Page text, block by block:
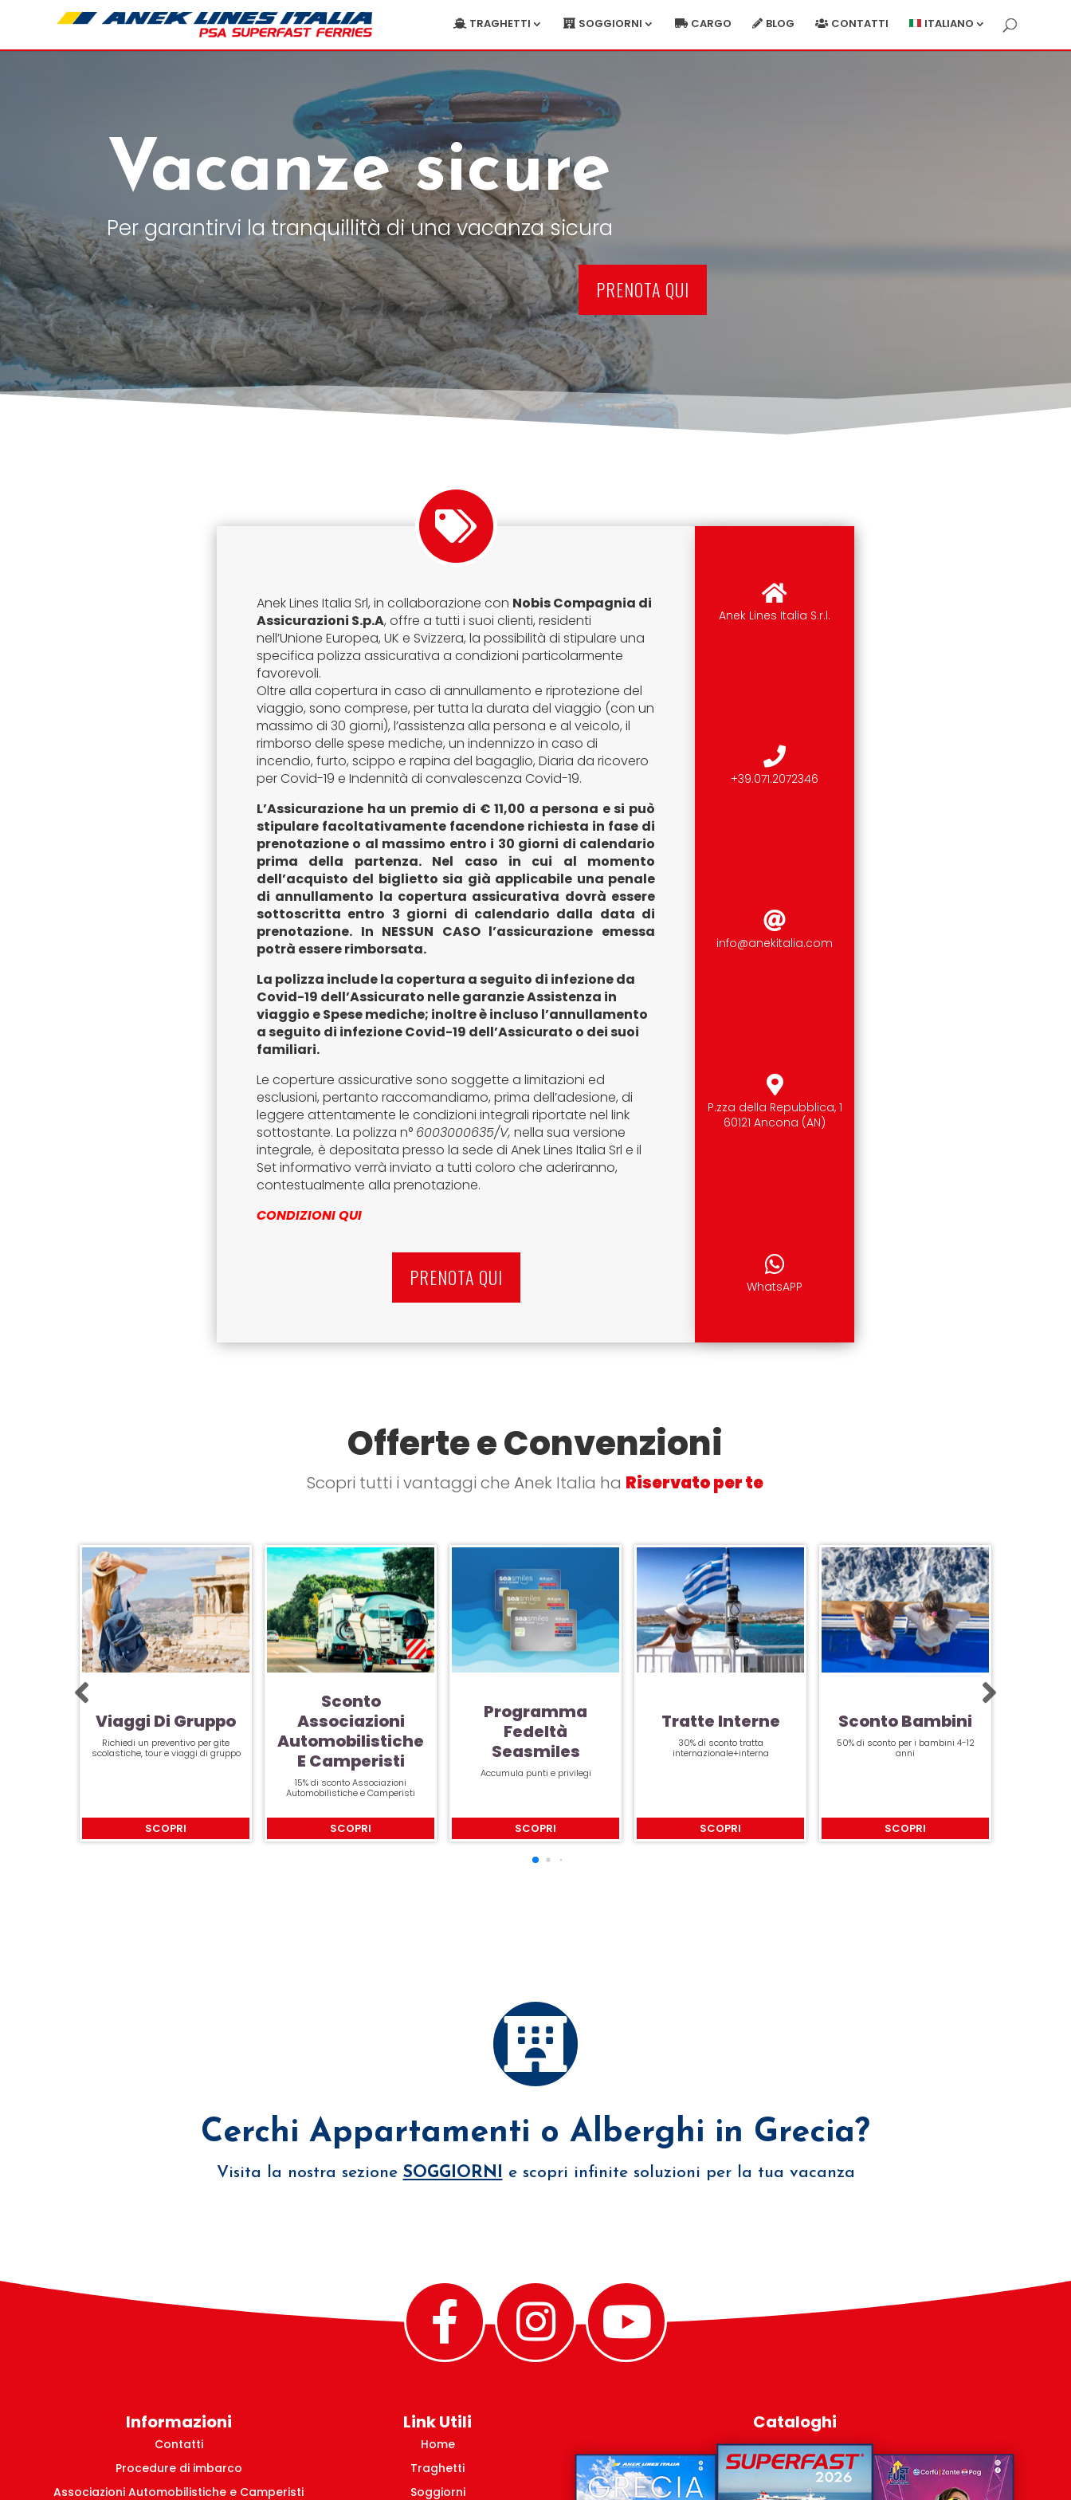
TRAGHETTI SOGGIORNI CARGO BLOG CONTATTI ITALIANO
Vacanze sicure
Per garantirvi la tranquillità di una vacanza sicura
PRENOTA QUI
Anek Lines Italia Srl, in collaborazione con Nobis Compagnia di
Assicurazioni S.p.A, offre a tutti i suoi clienti, residenti
nell’Unione Europea, UK e Svizzera, la possibilità di stipulare una
specifica polizza assicurativa a condizioni particolarmente
favorevoli.
Oltre alla copertura in caso di annullamento e riprotezione del
viaggio, sono comprese, per tutta la durata del viaggio (con un
massimo di 30 giorni), l’assistenza alla persona e al veicolo, il
rimborso delle spese mediche, un indennizzo in caso di
incendio, furto, scippo e rapina del bagaglio, Diaria da ricovero
per Covid-19 e Indennità di convalescenza Covid-19.
L’Assicurazione ha un premio di € 11,00 a persona e si può
stipulare facoltativamente facendone richiesta in fase di
prenotazione o al massimo entro i 30 giorni di calendario
prima della partenza. Nel caso in cui al momento
dell’acquisto del biglietto sia già applicabile una penale
di annullamento la copertura assicurativa dovrà essere
sottoscritta entro 3 giorni di calendario dalla data di
prenotazione. In NESSUN CASO l’assicurazione emessa
potrà essere rimborsata.
La polizza include la copertura a seguito di infezione da
Covid-19 dell’Assicurato nelle garanzie Assistenza in
viaggio e Spese mediche; inoltre è incluso l’annullamento
a seguito di infezione Covid-19 dell’Assicurato o dei suoi
familiari.
Le coperture assicurative sono soggette a limitazioni ed
esclusioni, pertanto raccomandiamo, prima dell’adesione, di
leggere attentamente le condizioni integrali riportate nel link
sottostante. La polizza n° 6003000635/V, nella sua versione
integrale, è depositata presso la sede di Anek Lines Italia Srl e il
Set informativo verrà inviato a tutti coloro che aderiranno,
contestualmente alla prenotazione.
CONDIZIONI QUI
PRENOTA QUI
Anek Lines Italia S.r.l.
+39.071.2072346
info@anekitalia.com
P.zza della Repubblica, 1
60121 Ancona (AN)
WhatsAPP
Offerte e Convenzioni
Scopri tutti i vantaggi che Anek Italia ha Riservato per te
Viaggi Di Gruppo
Richiedi un preventivo per gite
scolastiche, tour e viaggi di gruppo
SCOPRI
Sconto
Associazioni
Automobilistiche
E Camperisti
15% di sconto Associazioni
Automobilistiche e Camperisti
SCOPRI
Programma
Fedeltà
Seasmiles
Accumula punti e privilegi
SCOPRI
Tratte Interne
30% di sconto tratta
internazionale+interna
SCOPRI
Sconto Bambini
50% di sconto per i bambini 4-12
anni
SCOPRI
Cerchi Appartamenti o Alberghi in Grecia?
Visita la nostra sezione SOGGIORNI e scopri infinite soluzioni per la tua vacanza
Informazioni
Contatti
Procedure di imbarco
Associazioni Automobilistiche e Camperisti
Link Utili
Home
Traghetti
Soggiorni
Cataloghi